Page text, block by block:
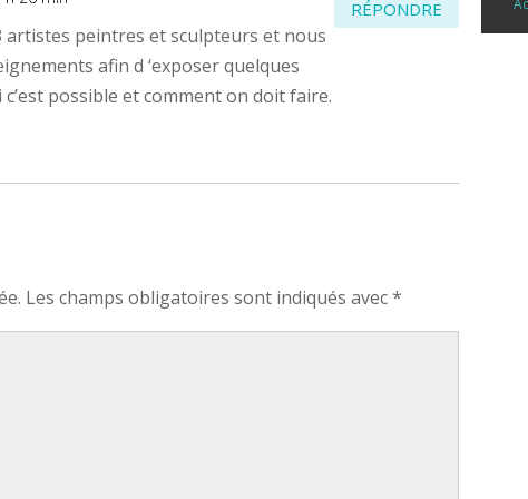
artistes peintres et sculpteurs et nous
afin d ‘exposer quelques
possible et comment on doit faire.
RÉPONDRE
Les champs obligatoires sont indiqués avec*